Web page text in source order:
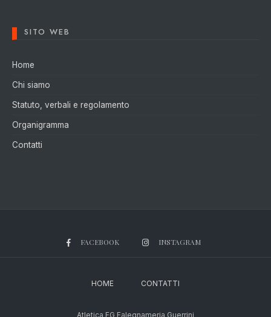
SITO WEB
Home
Chi siamo
Statuto, verbali e regolamento
Organigramma
Contatti
FACEBOOK INSTAGRAM
HOME CONTATTI
Atletica FG Falegnameria Guerrini